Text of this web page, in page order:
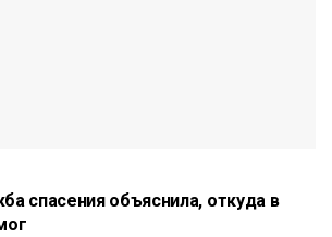
спасения объяснила, откуда в